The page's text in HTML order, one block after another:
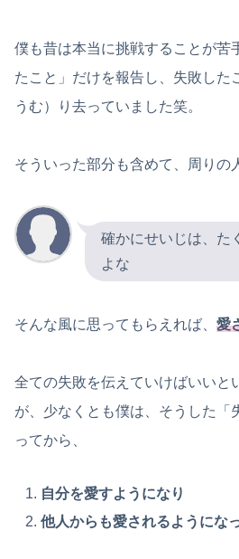
僕も昔は本当に挑戦することが苦
たこと」だけを報告し、失敗した
うむ）り去っていました笑。
そういった部分も含めて、周りの
確かにせいじは、た
よな
そんな風に思ってもらえれば、 愛
全ての失敗を伝えていけばいいと
が、少なくとも僕は、そうした「
ってから、
自分を愛すようになり
他人からも愛されるようにな